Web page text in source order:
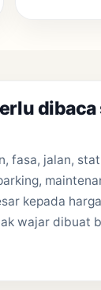
fasa, jalan,
kepada
wajar dibuat